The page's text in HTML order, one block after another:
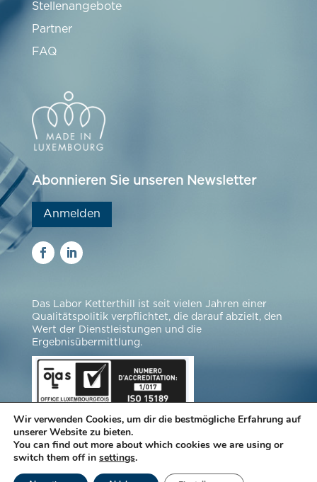
Stellenangebote
Partner
FAQ
Abonnieren Sie unseren Newsletter
Anmelden
Das Labor Ketterthill ist seit vielen Jahren einer
Qualitätspolitik verpflichtet, die darauf abzielt, den
Wert der Dienstleistungen und die
Ergebnisübermittlung.
Wir verwenden Cookies, um dir die bestmögliche Erfahrung auf
unserer Website zu bieten.
You can find out more about which cookies we are using or
switch them off in settings.